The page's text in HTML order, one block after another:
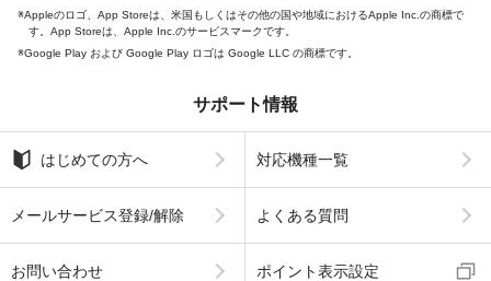
Appleのロゴ、App Storeは、米国もしくはその他の国や地域におけるApple Inc.の商標で
す。App Storeは、Apple Inc.のサービスマークです。
Google Play および Google Play ロゴは Google LLC の商標です。
サポート情報
はじめての方へ 対応機種一覧
メールサービス登録/解除 よくある質問
お問い合わせ ポイント表示設定